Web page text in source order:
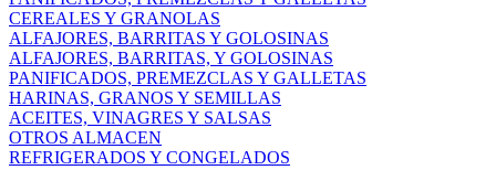
CEREALES Y GRANOLAS
ALFAJORES, BARRITAS Y GOLOSINAS
ALFAJORES, BARRITAS, Y GOLOSINAS
PANIFICADOS, PREMEZCLAS Y GALLETAS
HARINAS, GRANOS Y SEMILLAS
ACEITES, VINAGRES Y SALSAS
OTROS ALMACEN
REFRIGERADOS Y CONGELADOS